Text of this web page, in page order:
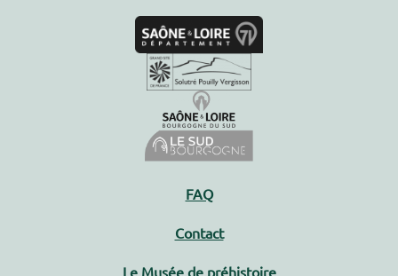
FAQ
Contact
Le Musée de préhistoire